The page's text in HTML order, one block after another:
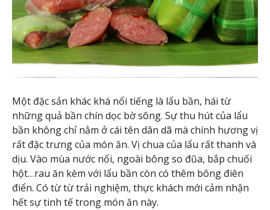
Một đặc sản khác khá nổi tiếng là lẩu bần, hái từ
những quả bần chín dọc bờ sông. Sự thu hút của lẩu
bần không chỉ nằm ở cái tên dân dã mà chính hương vị
rất đặc trưng của món ăn. Vị chua của lẩu rất thanh và
dịu. Vào mùa nước nổi, ngoài bông so đũa, bắp chuối
hột…rau ăn kèm với lẩu bần còn có thêm bông điên
điển. Có từ từ trải nghiệm, thực khách mới cảm nhận
hết sự tinh tế trong món ăn này.